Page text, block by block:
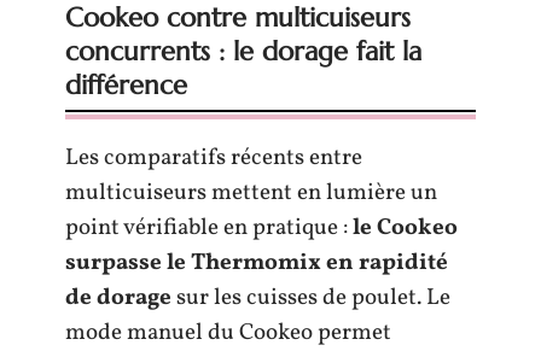
Cookeo contre multicuiseurs
concurrents : le dorage fait la
différence
Les comparatifs récents entre
multicuiseurs mettent en lumière un
point vérifiable en pratique :le Cookeo
surpasse le Thermomix en rapidité
de doragesur les cuisses de poulet. Le
mode manuel du Cookeo permet